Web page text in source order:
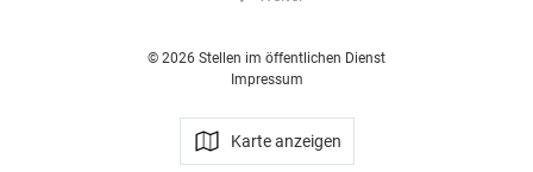
© 2026 Stellen im öffentlichen Dienst
Impressum
Karte anzeigen